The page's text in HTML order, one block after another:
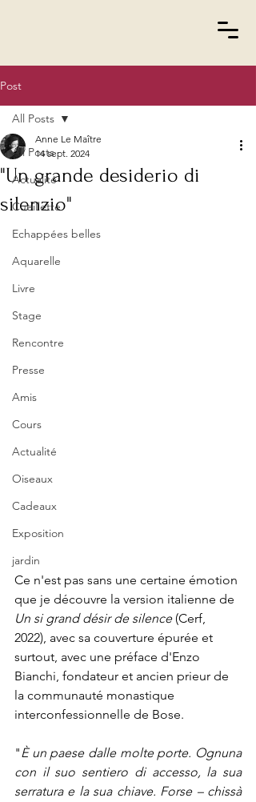
Post
All Posts
Actualité
Cueillette
Echappées belles
Aquarelle
Livre
Stage
Rencontre
Presse
Amis
Cours
Actualité
Oiseaux
Cadeaux
Exposition
jardin
All Posts
"Un grande desiderio di
silenzio"
Anne Le Maître
14 sept. 2024
Ce n'est pas sans une certaine émotion
que je découvre la version italienne de
Un si grand désir de silence (Cerf,
2022), avec sa couverture épurée et
surtout, avec une préface d'Enzo
Bianchi, fondateur et ancien prieur de
la communauté monastique
interconfessionnelle de Bose.
"È un paese dalle molte porte. Ognuna
con il suo sentiero di accesso, la sua
serratura e la sua chiave. Forse – chissà